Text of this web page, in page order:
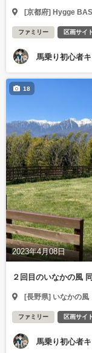
[京都府] Hygge
ファミリー 区画サイト
馬乗り初心者
2023年4月08日
18
２回目のいなかの風
[長野県] いなかの風
ファミリー 区画サイト
馬乗り初心者